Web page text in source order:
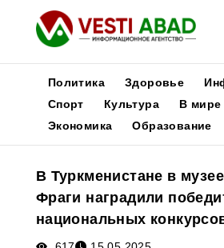
Новости
Медиа
Афиша
Политика Здоровье
Спорт
Культура В мире
Экономика
Образование
В Туркменистане в
Фраги наградили
национальных